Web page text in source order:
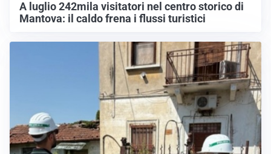
A luglio 242mila visitatori nel centro storico di
Mantova: il caldo frena i flussi turistici